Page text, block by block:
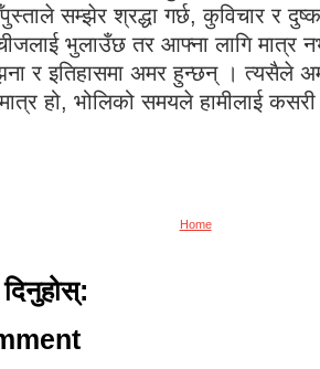
सम्झेर श्रद्धा गर्छ, कुविचार र
भुलाउँछ तर आफ्ना लागि मात्र
र इतिहासमा अमर हुन्छन् । त्यसैले
हो, भोलिको समयले हामीलाई
Home